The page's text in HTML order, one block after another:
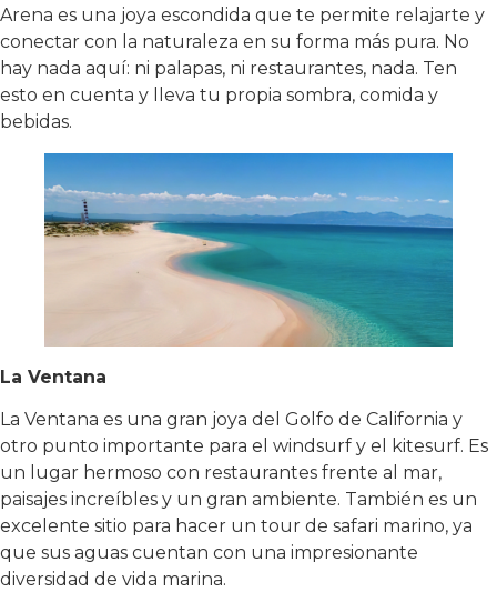
Arena es una joya escondida que te permite relajarte y
conectar con la naturaleza en su forma más pura. No
hay nada aquí: ni palapas, ni restaurantes, nada. Ten
esto en cuenta y lleva tu propia sombra, comida y
bebidas.
La Ventana
La Ventana es una gran joya del Golfo de California y
otro punto importante para el windsurf y el kitesurf. Es
un lugar hermoso con restaurantes frente al mar,
paisajes increíbles y un gran ambiente. También es un
excelente sitio para hacer un tour de safari marino, ya
que sus aguas cuentan con una impresionante
diversidad de vida marina.